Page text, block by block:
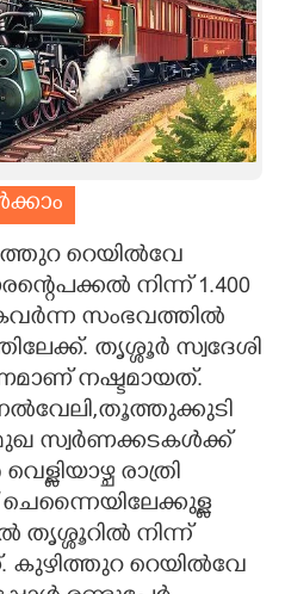
റെയിൽവേ
നിന്ന് 1.400
സംഭവത്തിൽ
തൃശ്ശൂർ സ്വദേശി
നഷ്ടമായത്.
സ്വർണക്കടകൾക്ക്
രാത്രി
തൃശ്ശൂറിൽ നിന്ന്
റെയിൽവേ